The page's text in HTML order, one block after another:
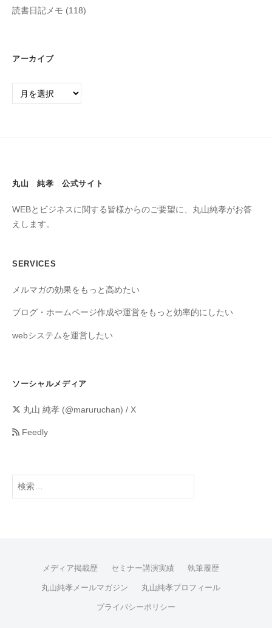
読書日記メモ (118)
アーカイブ
丸山 純孝 公式サイト
WEBとビジネスに関する皆様からのご要望に、丸山純孝がお答
えします。
SERVICES
メルマガの効果をもっと高めたい
ブログ・ホームページ作成や運営をもっと効率的にしたい
webシステムを運営したい
ソーシャルメディア
丸山 純孝 (@maruruchan) / X
Feedly
メディア掲載歴 セミナー講演実績 執筆履歴
丸山純孝メールマガジン 丸山純孝プロフィール
プライバシーポリシー